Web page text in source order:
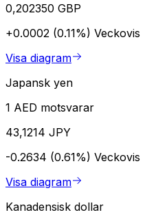
0,202350 GBP
+0.0002 (0.11%) Veckovis
Visa diagram
Japansk yen
1 AED motsvarar
43,1214 JPY
-0.2634 (0.61%) Veckovis
Visa diagram
Kanadensisk dollar